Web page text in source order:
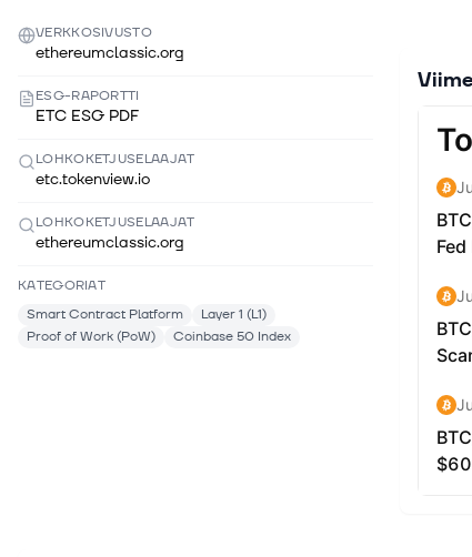
VERKKOSIVUSTO
ethereumclassic.org
ESG-RAPORTTI
ETC ESG PDF
LOHKOKETJUSELAAJAT
etc.tokenview.io
LOHKOKETJUSELAAJAT
ethereumclassic.org
KATEGORIAT
Smart Contract Platform
Layer 1 (L1)
Proof of Work (PoW)
Coinbase 50 Index
을 차
정 공
고,
니다.
핵심
이더
랫폼
적용